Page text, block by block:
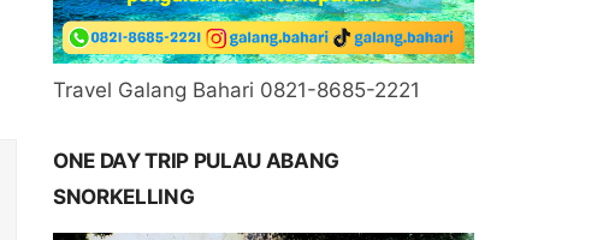
Travel Galang Bahari 0821-8685-2221
ONE DAY TRIP PULAU ABANG
SNORKELLING